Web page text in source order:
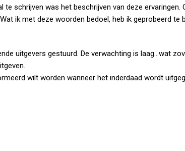
te schrijven was het beschrijven van deze ervaringen.
ik met deze woorden bedoel, heb ik geprobeerd te
uitgevers gestuurd. De verwachting is laag...wat
wilt worden wanneer het inderdaad wordt